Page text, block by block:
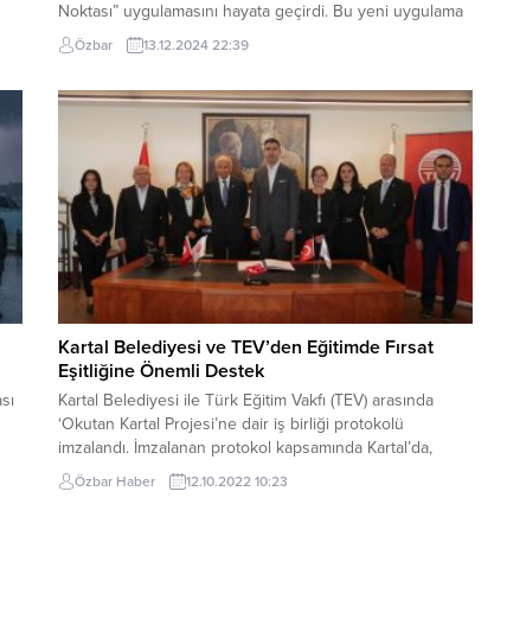
Noktası” uygulamasını hayata geçirdi. Bu yeni uygulama
sayesinde, Tuzlalılar alışverişlerini daha sağlıklı, doğru ve
güvenilir bir şekilde yapabiliyor. Tuzla Belediyesi Zabıta
ölçülmesini sağlamak amacıyla yeni bir tartı sistemini
hayata geçirdi....
Özbar 13.12.2024 22:39
Kartal Belediyesi ve TEV’den Eğitimde Fırsat
Eşitliğine Önemli Destek
Kartal Belediyesi ile Türk Eğitim Vakfı (TEV) arasında
‘Okutan Kartal Projesi’ne dair iş birliği protokolü
imzalandı. İmzalanan protokol kapsamında Kartal’da,
ikamet eden ve maddi nedenlerle eğitimine devam
etmekte güçlük çeken üniversite öğrencilerine burs
Özbar Haber 12.10.2022 10:23